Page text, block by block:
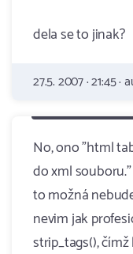
dela se to jinak?
27.5. 2007 · 21:45 ·
No, ono "html
do xml
to možná
nevim jak
strip_tags(),